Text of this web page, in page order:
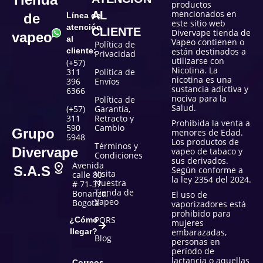
de
vapeo
Grupo
Divervape
S.A.S
Línea de
atención
al
cliente:
(+57)
311
396
6366
(+57)
311
590
5948
Avenida
calle 80
# 71-37
Bonanza,
Bogotá
¿Cómo
llegar?
AL
CLIENTE
Política de
Privacidad
Política de
Envíos
Política de
Garantía,
Retracto y
Cambio
Términos y
Condiciones
Visita
Nuestra
Tienda de
Vapeo
PQRS
Blog
productos
mencionados en
este sitio web
Divervape tienda de
Vapeo contienen o
están destinados a
utilizarse con
Nicotina. La
nicotina es una
sustancia adictiva y
nociva para la
Salud.
Prohibida la venta a
menores de Edad.
Los productos de
vapeo de tabaco y
sus derivados.
Según conforme a
la ley 2354 del 2024.
El uso de
vaporizadores está
prohibido para
mujeres
embarazadas,
personas en
período de
lactancia o aquellas